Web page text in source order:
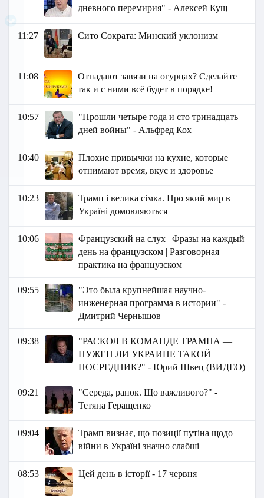
дневного перемирия" - Алексей Кущ
11:27 Сито Сократа: Минский уклонизм
11:08
Отпадают завязи на огурцах? Сделайте
так и с ними всё будет в порядке!
10:57
"Прошли четыре года и сто тринадцать
дней войны" - Альфред Кох
10:40
Плохие привычки на кухне, которые
отнимают время, вкус и здоровье
10:23
Трамп і велика сімка. Про який мир в
Україні домовляються
10:06
Французский на слух | Фразы на каждый
день на французском | Разговорная
практика на французском
09:55
"Это была крупнейшая научно-
инженерная программа в истории" -
Дмитрий Чернышов
09:38
"РАСКОЛ В КОМАНДЕ ТРАМПА —
НУЖЕН ЛИ УКРАИНЕ ТАКОЙ
ПОСРЕДНИК?" - Юрий Швец (ВИДЕО)
09:21
"Середа, ранок. Що важливого?" -
Тетяна Геращенко
09:04
Трамп визнає, що позиції путіна щодо
війни в Україні значно слабші
08:53 Цей день в історії - 17 червня